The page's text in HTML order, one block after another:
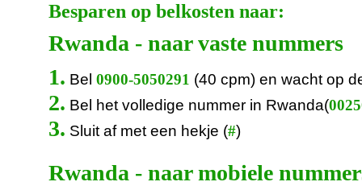
Besparen op belkosten naar:
Rwanda - naar vaste nummers
1. Bel 0900-5050291 (40 cpm) en wacht op
2. Bel het volledige nummer in Rwanda(
3. Sluit af met een hekje (#)
Rwanda - naar mobiele